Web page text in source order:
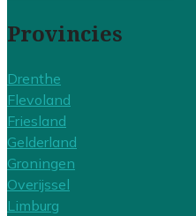
Provincies
Drenthe
Flevoland
Friesland
Gelderland
Groningen
Overijssel
Limburg